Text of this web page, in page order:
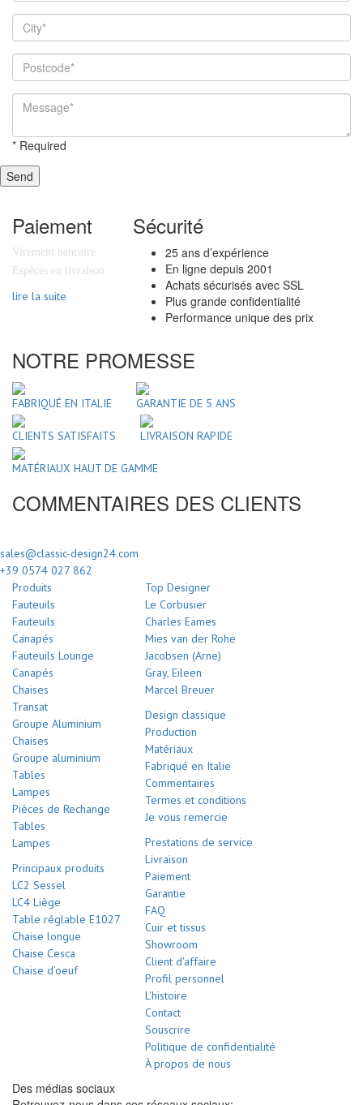
* Required
Send
Paiement
Virement bancaire
Espèces en livraison
lire la suite
Sécurité
25 ans d’expérience
En ligne depuis 2001
Achats sécurisés avec SSL
Plus grande confidentialité
Performance unique des prix
NOTRE PROMESSE
FABRIQUÉ EN ITALIE GARANTIE DE 5 ANS
CLIENTS SATISFAITS LIVRAISON RAPIDE
MATÉRIAUX HAUT DE GAMME
COMMENTAIRES DES CLIENTS
sales@classic-design24.com
+39 0574 027 862
Produits
Fauteuils
Fauteuils
Canapés
Fauteuils Lounge
Canapés
Chaises
Transat
Groupe Aluminium
Chaises
Groupe aluminium
Tables
Lampes
Pièces de Rechange
Tables
Lampes
Principaux produits
LC2 Sessel
LC4 Liège
Table réglable E1027
Chaise longue
Chaise Cesca
Chaise d’oeuf
Top Designer
Le Corbusier
Charles Eames
Mies van der Rohe
Jacobsen (Arne)
Gray, Eileen
Marcel Breuer
Design classique
Production
Matériaux
Fabriqué en Italie
Commentaires
Termes et conditions
Je vous remercie
Prestations de service
Livraison
Paiement
Garantie
FAQ
Cuir et tissus
Showroom
Client d'affaire
Profil personnel
L'histoire
Contact
Souscrire
Politique de confidentialité
À propos de nous
Des médias sociaux